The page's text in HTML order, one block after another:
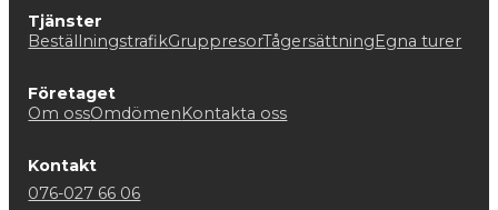
Tjänster
BeställningstrafikGruppresorTågersättning Egna turer
Företaget
Om ossOmdömenKontakta oss
Kontakt
076-027 66 06